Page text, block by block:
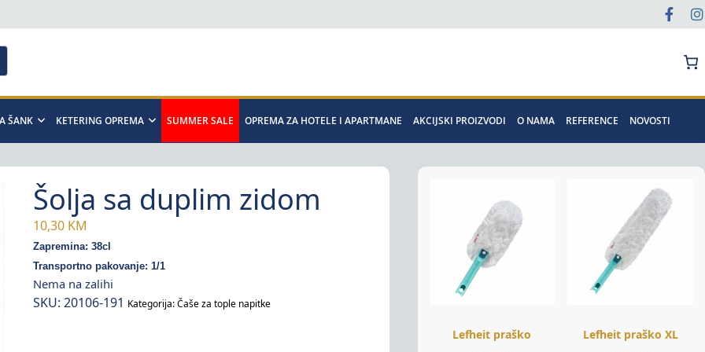
ŠANK KETERING OPREMA SUMMER SALE OPREMA ZA HOTELE I APARTMANE AKCIJSKI PROIZVODI O NAMA REFERENCE NOVOSTI
Šolja sa duplim zidom
10,30 KM
Zapremina: 38cl
Transportno pakovanje: 1/1
Nema na zalihi
SKU: 20106-191 Kategorija:Čaše za tople napitke
Lefheit praško
Lefheit praško XL